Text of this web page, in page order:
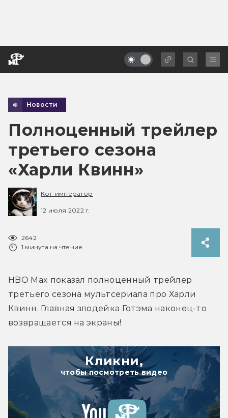
Новости
Полноценный трейлер
третьего сезона
«Харли Квинн»
Кот-император
12 июля 2022 г.
2642
1 минута на чтение
HBO Max показал полноценный трейлер
третьего сезона мультсериала про Харли
Квинн. Главная злодейка Готэма наконец-то
возвращается на экраны!
Кликни,
чтобы посмотреть видео